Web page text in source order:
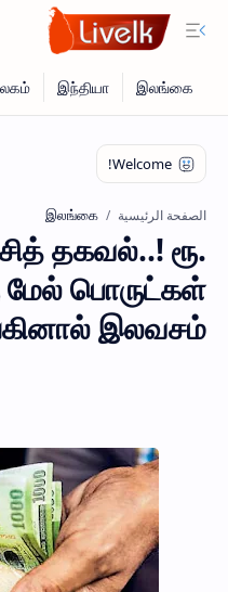
الصفحة الرئيسية இலங்கை
தகவல்..! ரூ.
மேல் பொருட்கள்
இலவசம்